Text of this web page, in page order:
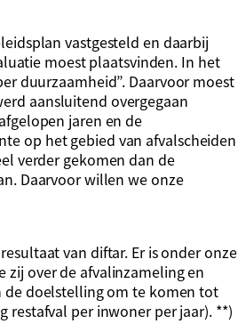
vastgesteld en daarbij
moest plaatsvinden. In het
duurzaamheid”. Daarvoor moest
aansluitend overgegaan
jaren en de
op het gebied van afvalscheiden
verder gekomen dan de
Daarvoor willen we onze
van diftar. Er is onder onze
over de afvalinzameling en
de doelstelling om te komen tot
restafval per inwoner per jaar). **)